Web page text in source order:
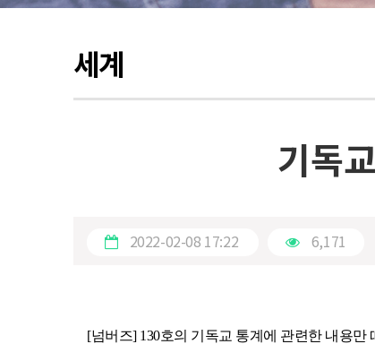
세계
기독
2022-02-08 17:22 6,171
[넘버즈] 130호의 기독교 통계에 관련한 내용만